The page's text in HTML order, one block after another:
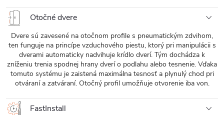
Otočné dvere
Dvere sú zavesené na otočnom profile s pneumatickým zdvihom,
ten funguje na princípe vzduchového piestu, ktorý pri manipulácii s
dverami automaticky nadvihuje krídlo dverí. Tým dochádza k
zníženiu trenia spodnej hrany dverí o podlahu alebo tesnenie. Vďaka
tomuto systému je zaistená maximálna tesnosť a plynulý chod pri
otváraní a zatváraní. Otočný profil umožňuje otvorenie iba von.
FastInstall